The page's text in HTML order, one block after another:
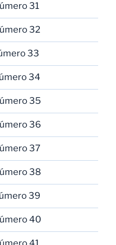
31
32
33
34
35
36
37
38
39
40